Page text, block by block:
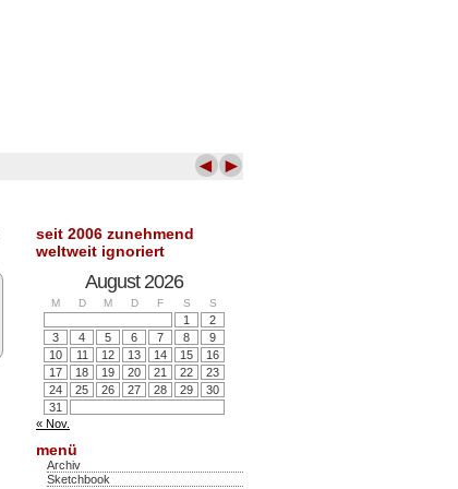
◄ ►
seit 2006 zunehmend
weltweit ignoriert
August 2026
M D M D F S S
1
2
3
4 5 6 7 8
9
10
11 12 13 14 15
16
17
18 19 20 21 22
23
24
25 26 27 28 29
30
31
« Nov.
menü
Archiv
Sketchbook